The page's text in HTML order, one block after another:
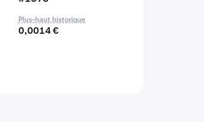
Plus-haut historique
0,0014 €